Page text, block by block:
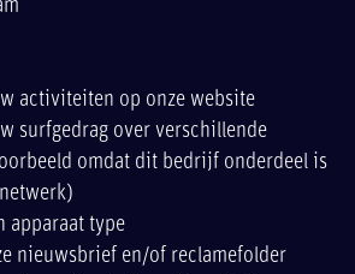
activiteiten op onze website
surfgedrag over verschillende
omdat dit bedrijf onderdeel is
apparaat type
nieuwsbrief en/of reclamefolder